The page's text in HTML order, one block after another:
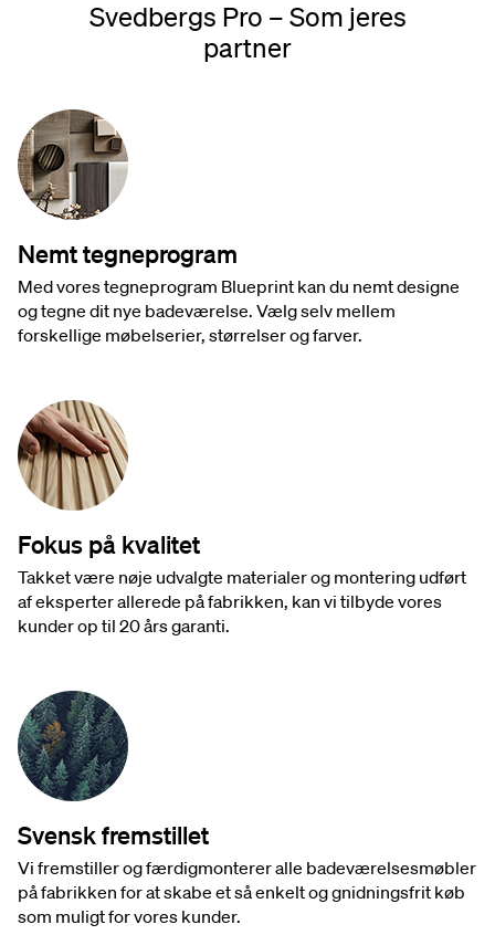
Svedbergs Pro – Som jeres
partner
Nemt tegneprogram
Med vores tegneprogram Blueprint kan du nemt designe
og tegne dit nye badeværelse. Vælg selv mellem
forskellige møbelserier, størrelser og farver.
Fokus på kvalitet
Takket være nøje udvalgte materialer og montering udført
af eksperter allerede på fabrikken, kan vi tilbyde vores
kunder op til 20 års garanti.
Svensk fremstillet
Vi fremstiller og færdigmonterer alle badeværelsesmøbler
på fabrikken for at skabe et så enkelt og gnidningsfrit køb
som muligt for vores kunder.